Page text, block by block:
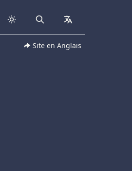
Search collapsed
Site en Anglais